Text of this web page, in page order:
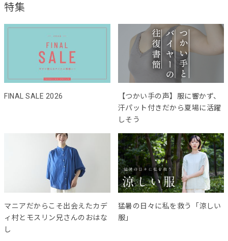
特集
FINAL SALE 2026
【つかい手の声】服に響かず、
汗パット付きだから夏場に活躍
しそう
マニアだからこそ出会えたカデ
ィ村とモスリン兄さんのおはな
し
猛暑の日々に私を救う「涼しい
服」